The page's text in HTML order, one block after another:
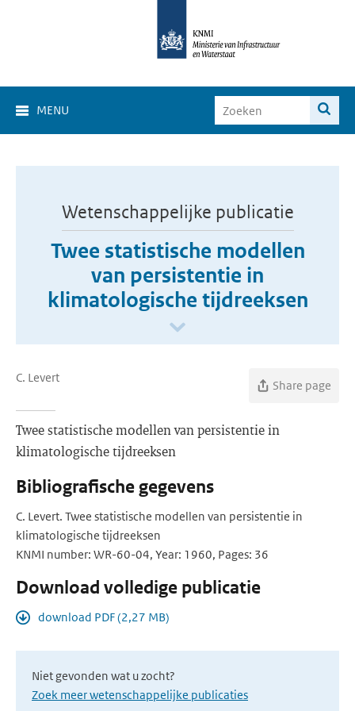
MENU
Wetenschappelijke publicatie
Twee statistische modellen
van persistentie in
klimatologische tijdreeksen
C. Levert
Share page
Twee statistische modellen van persistentie in
klimatologische tijdreeksen
Bibliografische gegevens
C. Levert. Twee statistische modellen van persistentie in
klimatologische tijdreeksen
KNMI number: WR-60-04, Year: 1960, Pages: 36
Download volledige publicatie
download PDF (2,27 MB)
Niet gevonden wat u zocht?
Zoek meer wetenschappelijke publicaties